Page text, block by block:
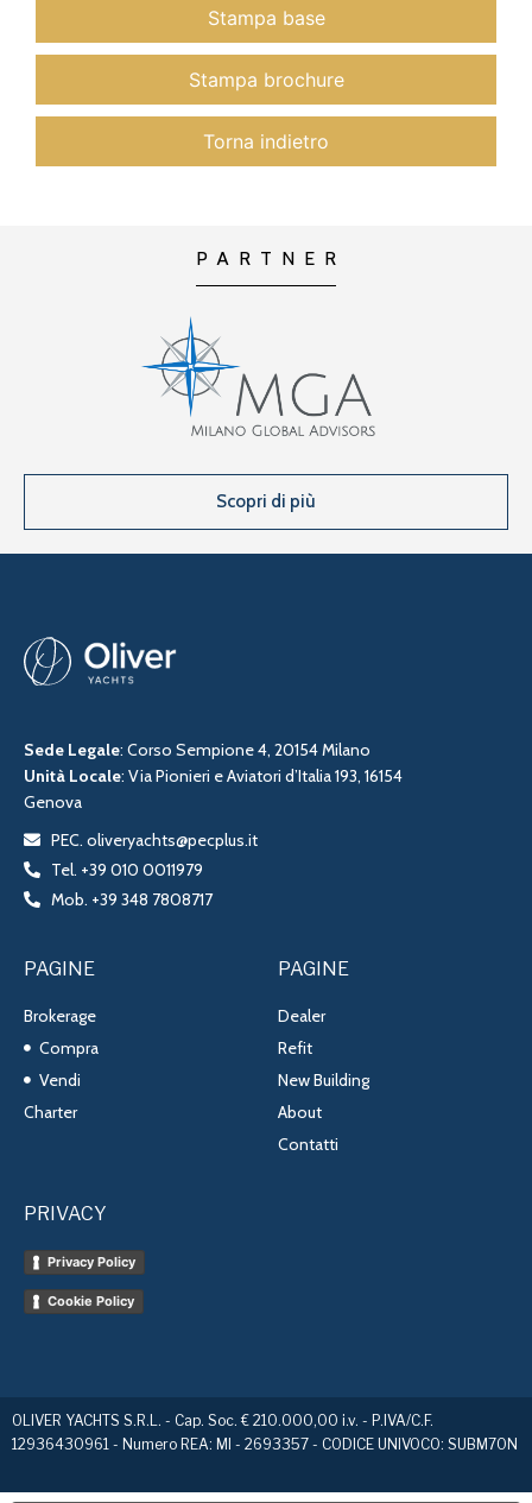
Stampa base
Stampa brochure
Torna indietro
PARTNER
Scopri di più
Sede Legale: Corso Sempione 4, 20154 Milano
Unità Locale: Via Pionieri e Aviatori d’Italia 193, 16154
Genova
PEC. oliveryachts@pecplus.it
Tel. +39 010 0011979
Mob. +39 348 7808717
PAGINE
Brokerage
Compra
Vendi
Charter
PAGINE
Dealer
Refit
New Building
About
Contatti
PRIVACY
Privacy Policy
Cookie Policy
OLIVER YACHTS S.R.L. - Cap. Soc. € 210.000,00 i.v. - P.IVA/C.F.
12936430961 - Numero REA: MI - 2693357 - CODICE UNIVOCO: SUBM70N